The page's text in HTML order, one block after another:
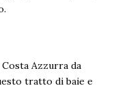
Azzurra da
tratto di baie e